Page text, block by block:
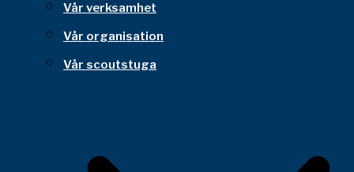
Vår verksamhet
Vår organisation
Vår scoutstuga